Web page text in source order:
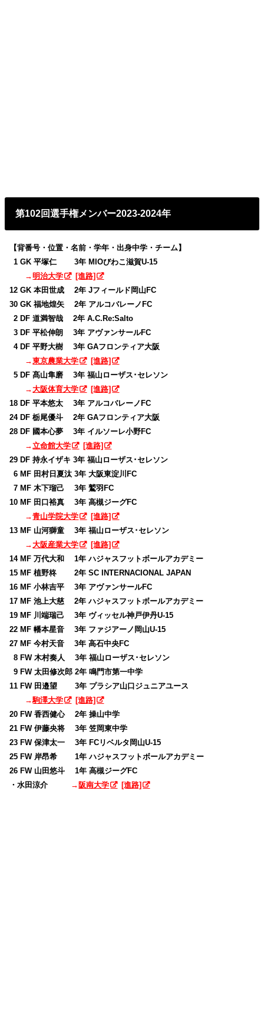
第102回選手権メンバー2023-2024年
【背番号・位置・名前・学年・出身中学・チーム】
01 GK 平塚仁 3年 MIOびわこ滋賀U-15
→明治大学
[進路]
12 GK 本田世成 2年 Jフィールド岡山FC
30 GK 福地煌矢 2年 アルコバレーノFC
02 DF 道満智哉 2年 A.C.Re:Salto
03 DF 平松伸朗 3年 アヴァンサールFC
04 DF 平野大樹 3年 GAフロンティア大阪
→東京農業大学
[進路]
05 DF 髙山隼磨 3年 福山ローザス･セレソン
→大阪体育大学
[進路]
18 DF 平本悠太 3年 アルコバレーノFC
24 DF 栃尾優斗 2年 GAフロンティア大阪
28 DF 國本心夢 3年 イルソーレ小野FC
→立命館大学
[進路]
29 DF 持永イザキ 3年 福山ローザス･セレソン
06 MF 田村日夏汰 3年 大阪東淀川FC
07 MF 木下瑠己 3年 鷲羽FC
10 MF 田口裕真 3年 高槻ジーグFC
→青山学院大学
[進路]
13 MF 山河獅童 3年 福山ローザス･セレソン
→大阪産業大学
[進路]
14 MF 万代大和 1年 ハジャスフットボールアカデミー
15 MF 植野柊 2年 SC INTERNACIONAL JAPAN
16 MF 小林吉平 3年 アヴァンサールFC
17 MF 池上大慈 2年 ハジャスフットボールアカデミー
19 MF 川端瑞己 3年 ヴィッセル神戸伊丹U-15
22 MF 幡本星音 3年 ファジアーノ岡山U-15
27 MF 今村天音 3年 高石中央FC
08 FW 木村奏人 3年 福山ローザス･セレソン
09 FW 太田修次郎 2年 鳴門市第一中学
11 FW 田邉望 3年 プラシア山口ジュニアユース
→駒澤大学
[進路]
20 FW 香西健心 2年 操山中学
21 FW 伊藤央将 3年 笠岡東中学
23 FW 保津太一 3年 FCリベルタ岡山U-15
25 FW 岸昂希 1年 ハジャスフットボールアカデミー
26 FW 山田悠斗 1年 高槻ジーグFC
・水田涼介
→ 阪南大学 [進路]